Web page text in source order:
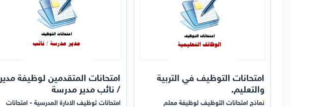
امتحانات التوظيف في التربية
والتعليم.
نماذج امتحانات التوظيف لوظيفة معلم
امتحانات المتقدمين لوظيفة مدير
/ نائب مدير مدرسة
امتحانات توظيف الادارة المدرسية - امتحانات